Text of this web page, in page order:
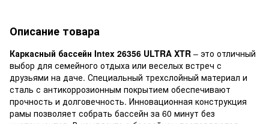
Описание товара
Каркасный бассейн Intex 26356 ULTRA XTR – это отличный
выбор для семейного отдыха или веселых встреч с
друзьями на даче. Специальный трехслойный материал и
сталь с антикоррозионным покрытием обеспечивают
прочность и долговечность. Инновационная конструкция
рамы позволяет собрать бассейн за 60 минут без